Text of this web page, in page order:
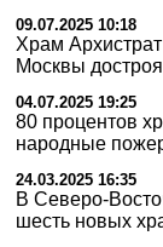
09.07.2025 10:18
Храм
Москвы
04.07.2025 19:25
80 процентов
народные
24.03.2025 16:35
В Северо-
шесть новых